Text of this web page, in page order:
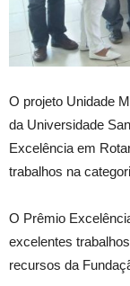
O projeto Unidade
da Universidade
Excelência em
trabalhos na
O Prêmio
excelentes
recursos da